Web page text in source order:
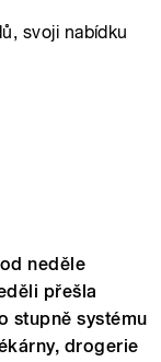
svoji nabídku
neděle
přešla
stupně systému
drogerie